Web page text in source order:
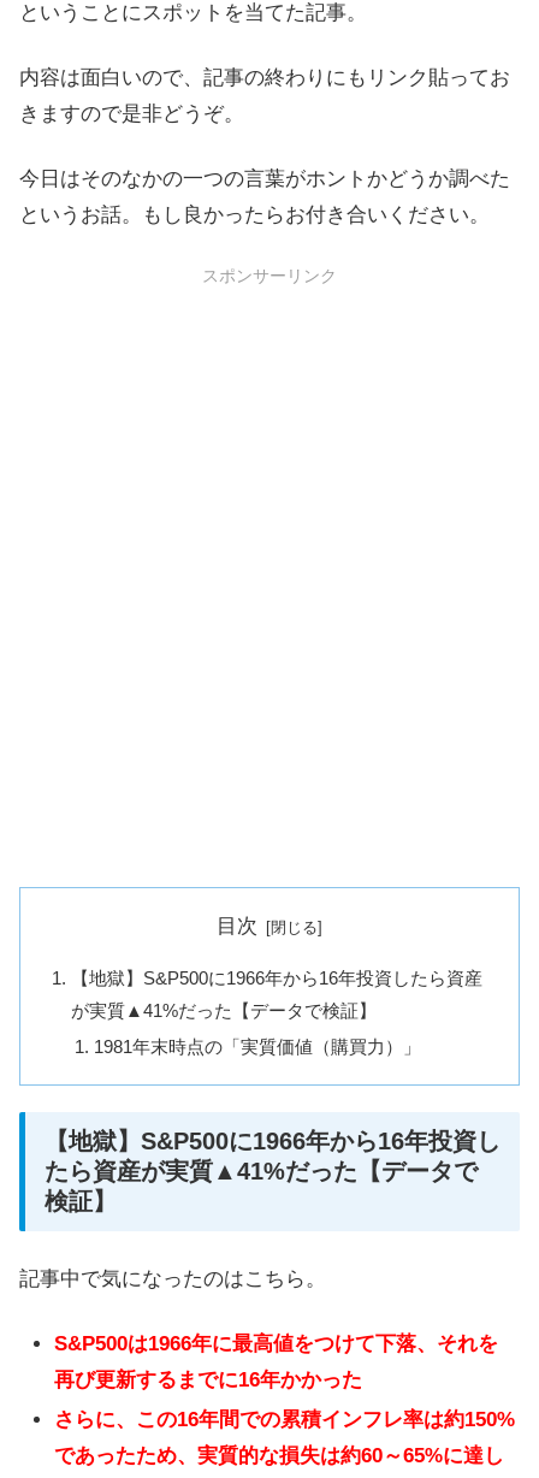
ということにスポットを当てた記事。
内容は面白いので、記事の終わりにもリンク貼ってお
きますので是非どうぞ。
今日はそのなかの一つの言葉がホントかどうか調べた
というお話。もし良かったらお付き合いください。
スポンサーリンク
目次
【地獄】S&P500に1966年から16年投資したら資産
が実質▲41%だった【データで検証】
1981年末時点の「実質価値（購買力）」
【地獄】S&P500に1966年から16年投資し
たら資産が実質▲41%だった【データで
検証】
記事中で気になったのはこちら。
S&P500は1966年に最高値をつけて下落、それを
再び更新するまでに16年かかった
さらに、この16年間での累積インフレ率は約150%
であったため、実質的な損失は約60～65%に達し